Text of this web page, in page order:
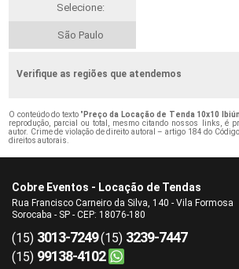
Selecione:
São Paulo
Verifique as regiões que atendemos
O conteúdo do texto " Preço da Locação de Tenda 10x10
reprodução, parcial ou total, mesmo citando nossos links, é
autor. Crime de violação de direito autoral – artigo 184 do
direitos autorais
Cobre Eventos - Locação de Tendas
Rua Francisco Carneiro da Silva, 140 - Vila Formosa
Sorocaba - SP - CEP: 18076-180
(15) 3013-7249(15) 3239-7447
(15) 99138-4102